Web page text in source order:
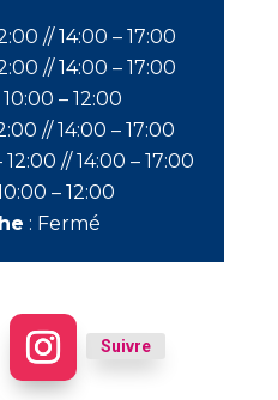
//14:00 – 17:00
//14:00 – 17:00
10:00 – 12:00
//14:00 – 17:00
12:00 //14:00 – 17:00
– 12:00
: Fermé
Suivre